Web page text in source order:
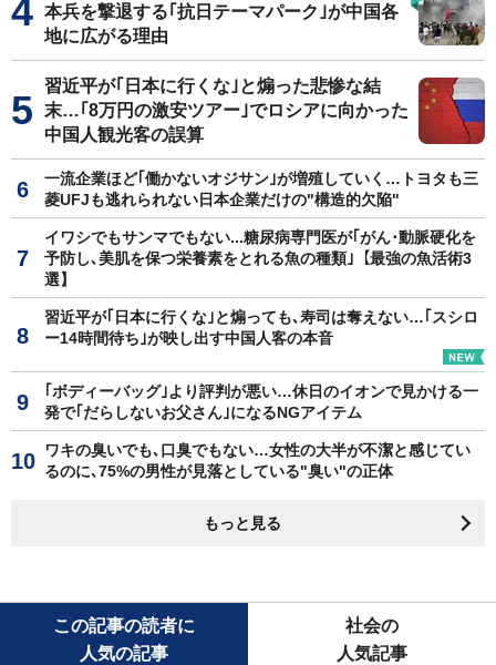
本兵を撃退する｢抗日テーマパーク｣が中国各
地に広がる理由
習近平が｢日本に行くな｣と煽った悲惨な結
末…｢8万円の激安ツアー｣でロシアに向かった
中国人観光客の誤算
一流企業ほど｢働かないオジサン｣が増殖していく…トヨタも三
菱UFJも逃れられない日本企業だけの"構造的欠陥"
イワシでもサンマでもない...糖尿病専門医が｢がん･動脈硬化を
予防し､美肌を保つ栄養素をとれる魚の種類｣【最強の魚活術3
選】
習近平が｢日本に行くな｣と煽っても､寿司は奪えない…｢スシロ
ー14時間待ち｣が映し出す中国人客の本音
｢ボディーバッグ｣より評判が悪い…休日のイオンで見かける一
発で｢だらしないお父さん｣になるNGアイテム
ワキの臭いでも､口臭でもない…女性の大半が不潔と感じてい
るのに､75%の男性が見落としている"臭い"の正体
もっと見る
この記事の読者に
人気の記事
社会の
人気記事